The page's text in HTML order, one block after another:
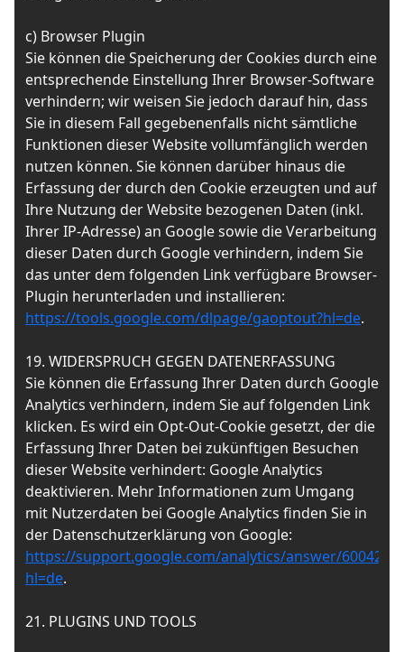
c) Browser Plugin
Sie können die Speicherung der Cookies durch eine
entsprechende Einstellung Ihrer Browser-Software
verhindern; wir weisen Sie jedoch darauf hin, dass
Sie in diesem Fall gegebenenfalls nicht sämtliche
Funktionen dieser Website vollumfänglich werden
nutzen können. Sie können darüber hinaus die
Erfassung der durch den Cookie erzeugten und auf
Ihre Nutzung der Website bezogenen Daten (inkl.
Ihrer IP-Adresse) an Google sowie die Verarbeitung
dieser Daten durch Google verhindern, indem Sie
das unter dem folgenden Link verfügbare Browser-
Plugin herunterladen und installieren:
https://tools.google.com/dlpage/gaoptout?hl=de.
19. WIDERSPRUCH GEGEN DATENERFASSUNG
Sie können die Erfassung Ihrer Daten durch Google
Analytics verhindern, indem Sie auf folgenden Link
klicken. Es wird ein Opt-Out-Cookie gesetzt, der die
Erfassung Ihrer Daten bei zukünftigen Besuchen
dieser Website verhindert: Google Analytics
deaktivieren. Mehr Informationen zum Umgang
mit Nutzerdaten bei Google Analytics finden Sie in
der Datenschutzerklärung von Google:
https://support.google.com/analytics/answer/6004245?
hl=de.
21. PLUGINS UND TOOLS